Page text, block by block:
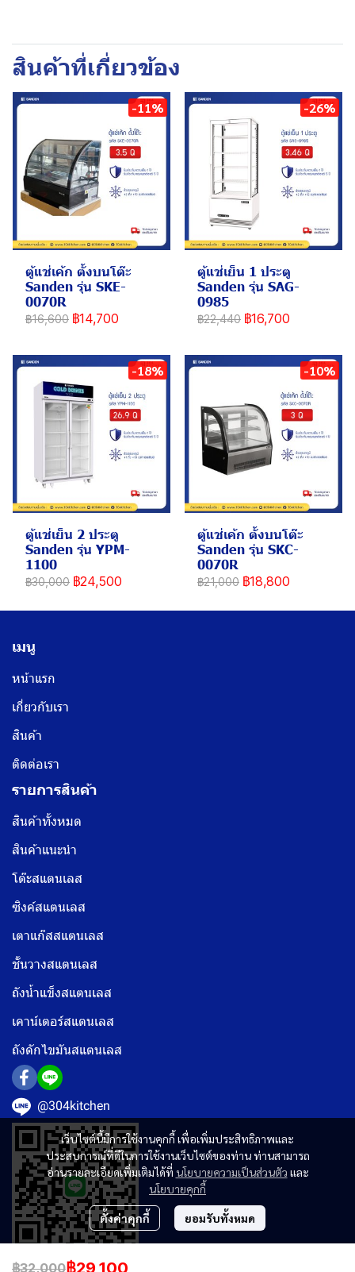
สินค้าที่เกี่ยวข้อง
-11%
ตู้แช่เค้ก ตั้งบนโต๊ะ
Sanden รุ่น SKE-
0070R
฿16,600 ฿14,700
-26%
ตู้แช่เย็น 1 ประตู
Sanden รุ่น SAG-
0985
฿22,440 ฿16,700
-18%
ตู้แช่เย็น 2 ประตู
Sanden รุ่น YPM-
1100
฿30,000 ฿24,500
-10%
ตู้แช่เค้ก ตั้งบนโต๊ะ
Sanden รุ่น SKC-
0070R
฿21,000 ฿18,800
฿32,000฿29,100
เว็บไซต์นี้มีการใช้งานคุกกี้ เพื่อเพิ่มประสิทธิภาพและ
ประสบการณ์ที่ดีในการใช้งานเว็บไซต์ของท่าน ท่านสามารถ
อ่านรายละเอียดเพิ่มเติมได้ที่ นโยบายความเป็นส่วนตัว และ
นโยบายคุกกี้
ตั้งค่าคุกกี้ ยอมรับทั้งหมด
เมนู
หน้าแรก
เกี่ยวกับเรา
สินค้า
ติดต่อเรา
รายการสินค้า
สินค้าทั้งหมด
สินค้าแนะนำ
โต๊ะสแตนเลส
ซิงค์สแตนเลส
เตาแก๊สสแตนเลส
ชั้นวางสแตนเลส
ถังน้ำแข็งสแตนเลส
เคาน์เตอร์สแตนเลส
ถังดักไขมันสแตนเลส
@304kitchen